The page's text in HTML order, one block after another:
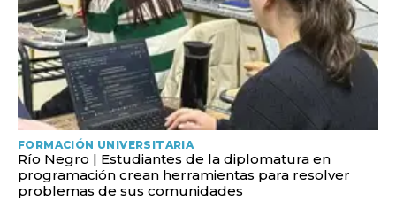
FORMACIÓN UNIVERSITARIA
Río Negro | Estudiantes de la diplomatura en
programación crean herramientas para resolver
problemas de sus comunidades